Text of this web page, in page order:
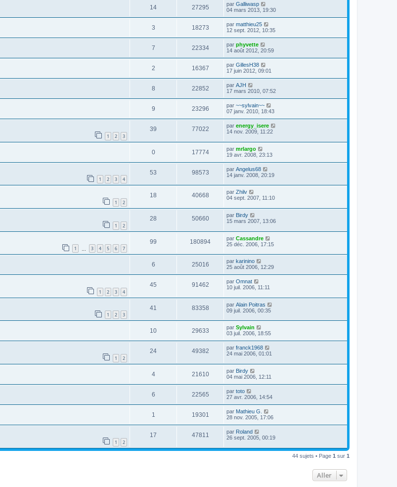
14 27295 par Galliwasp
04 mars 2013, 19:30
3 18273 par matthieu25
12 sept. 2012, 10:35
7 22334 par phyvette
14 août 2012, 20:59
2 16367 par GillesH38
17 juin 2012, 09:01
8 22852 par AJH
17 mars 2010, 07:52
9 23296 par ~~sylvain~~
07 janv. 2010, 18:43
1 2 3
39 77022 par energy_isere
14 nov. 2009, 11:22
0 17774 par mrlargo
19 avr. 2008, 23:13
1 2 3 4
53 98573 par Angelus68
14 janv. 2008, 20:19
1 2
18 40668 par Zhilv
04 sept. 2007, 11:10
1 2
28 50660 par Birdy
15 mars 2007, 13:06
1 3 4 5 6 7
99 180894 par Cassandre
25 déc. 2006, 17:15
6 25016 par karinino
25 août 2006, 12:29
1 2 3 4
45 91462 par Omnat
10 juil. 2006, 11:11
1 2 3
41 83358 par Alain Poitras
09 juil. 2006, 00:35
10 29633 par Sylvain
03 juil. 2006, 18:55
1 2
24 49382 par franck1968
24 mai 2006, 01:01
4 21610 par Birdy
04 mai 2006, 12:11
6 22565 par toto
27 avr. 2006, 14:54
1 19301 par Mathieu G.
28 nov. 2005, 17:06
1 2
17 47811 par Roland
26 sept. 2005, 00:19
44 sujets • Page 1 sur 1
Aller